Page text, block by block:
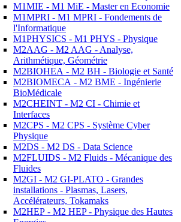
M1MIE - M1 MiE - Master en Economie
M1MPRI - M1 MPRI - Fondements de
l'Informatique
M1PHYSICS - M1 PHYS - Physique
M2AAG - M2 AAG - Analyse,
Arithmétique, Géométrie
M2BIOHEA - M2 BH - Biologie et Santé
M2BIOMECA - M2 BME - Ingénierie
BioMédicale
M2CHEINT - M2 CI - Chimie et
Interfaces
M2CPS - M2 CPS - Système Cyber
Physique
M2DS - M2 DS - Data Science
M2FLUIDS - M2 Fluids - Mécanique des
Fluides
M2GI - M2 GI-PLATO - Grandes
installations - Plasmas, Lasers,
Accélérateurs, Tokamaks
M2HEP - M2 HEP - Physique des Hautes